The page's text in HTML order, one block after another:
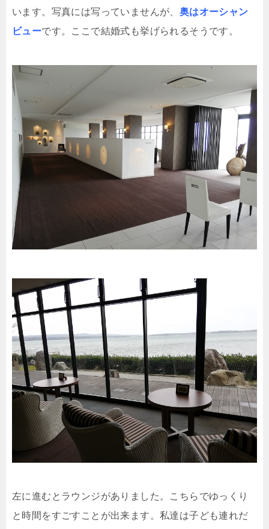
います。写真には写っていませんが、 奥はオーシャン
ビューです。ここで結婚式も挙げられるそうです。
左に進むとラウンジがありました。こちらでゆっくり
と時間をすごすことが出来ます。私達は子ども連れだ